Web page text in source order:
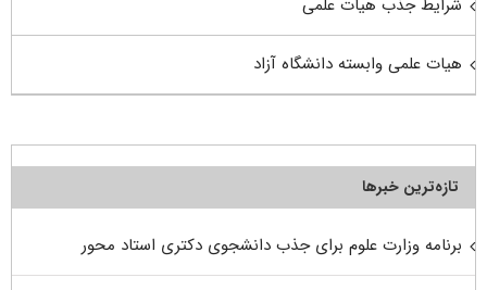
شرایط جذب هیات علمی
هیات علمی وابسته دانشگاه آزاد
تازه‌ترین خبرها
برنامه وزارت علوم برای جذب دانشجوی دکتری استاد محور